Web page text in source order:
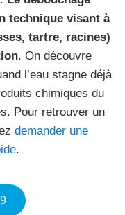
technique visant à
tartre, racines)
. On découvre
l’eau stagne déjà
chimiques du
Pour retrouver un
demander une
.